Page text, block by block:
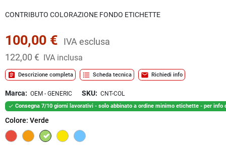
CONTRIBUTO COLORAZIONE FONDO ETICHETTE
100,00 €
IVA esclusa
122,00 €
IVA inclusa
assignment Descrizione completa format_list_bulleted Scheda tecnica mail Richiedi info
Marca: OEM - GENERIC SKU: CNT-COL
 Consegna 7/10 giorni lavorativi - solo abbinato a ordine minimo etichette - per
Colore: Verde
RossoArancione
VerdeGialloAzzurro